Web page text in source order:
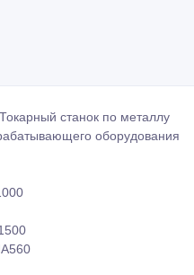
станок по металлу
оборудования